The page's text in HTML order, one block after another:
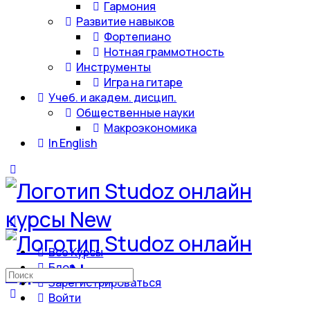
Гармония
Развитие навыков
Фортепиано
Нотная граммотность
Инструменты
Игра на гитаре
Учеб. и академ. дисцип.
Общественные науки
Макроэкономика
In English
Все Курсы
Блог
Зарегистрироваться
Войти
Искать: